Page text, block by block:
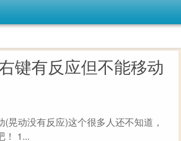
键有反应但不能移动
动没有反应)这个很多人还不知道，
！ 1...